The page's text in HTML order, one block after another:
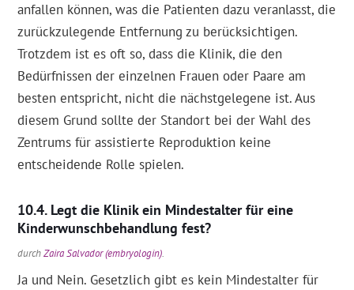
anfallen können, was die Patienten dazu veranlasst, die
zurückzulegende Entfernung zu berücksichtigen.
Trotzdem ist es oft so, dass die Klinik, die den
Bedürfnissen der einzelnen Frauen oder Paare am
besten entspricht, nicht die nächstgelegene ist. Aus
diesem Grund sollte der Standort bei der Wahl des
Zentrums für assistierte Reproduktion keine
entscheidende Rolle spielen.
Legt die Klinik ein Mindestalter für eine
Kinderwunschbehandlung fest?
durchZaira Salvador (embryologin).
Ja und Nein. Gesetzlich gibt es kein Mindestalter für